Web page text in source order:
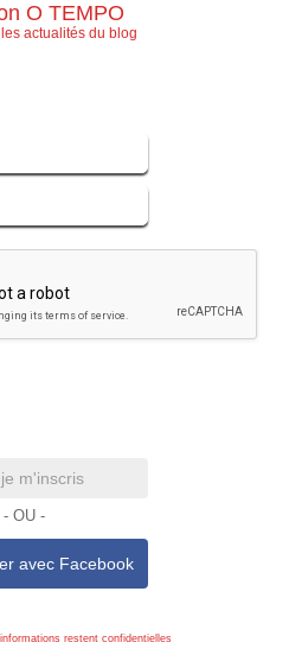
O TEMPO
actualités du blog
m'inscris
- OU -
avec Facebook
restent confidentielles